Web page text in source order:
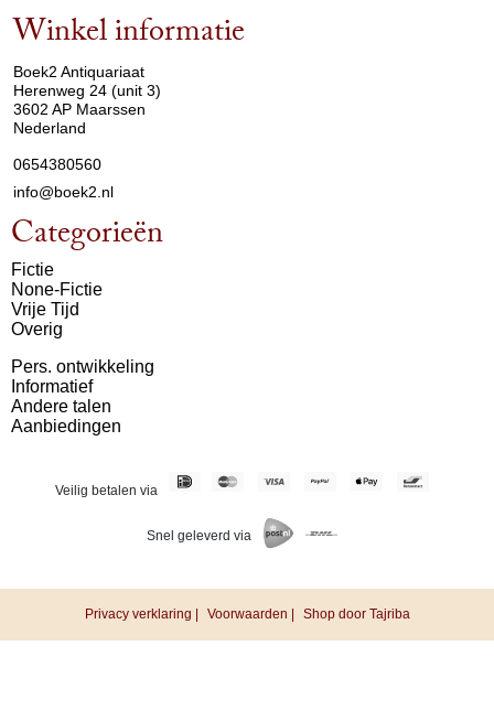
Winkel informatie
Boek2 Antiquariaat
Herenweg 24 (unit 3)
3602 AP Maarssen
Nederland
0654380560
info@boek2.nl
Categorieën
Fictie
None-Fictie
Vrije Tijd
Overig
Pers. ontwikkeling
Informatief
Andere talen
Aanbiedingen
Veilig betalen via
Snel geleverd via
Privacy verklaring | Voorwaarden | Shop door Tajriba